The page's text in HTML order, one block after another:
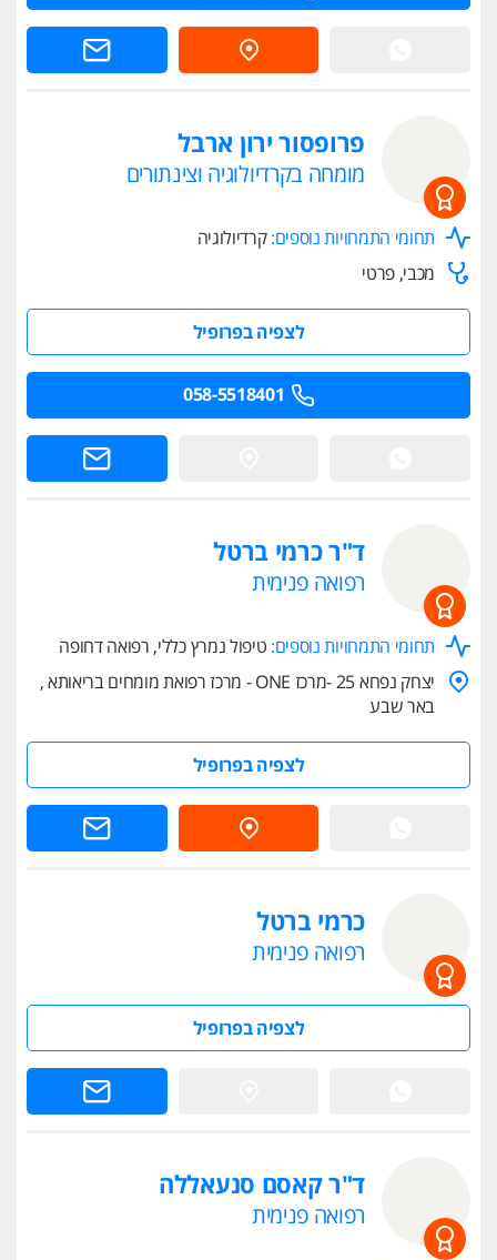
פרופסור ירון ארבל
מומחה בקרדיולוגיה וצינתורים
תחומי התמחויות נוספים: קרדיולוגיה
מכבי, פרטי
לצפיה בפרופיל
058-5518401
ד"ר כרמי ברטל
רפואה פנימית
תחומי התמחויות נוספים: טיפול נמרץ כללי, רפואה דחופה
יצחק נפחא 25 -מרכז ONE - מרכז רפואת מומחים בריאותא ,
באר שבע
לצפיה בפרופיל
כרמי ברטל
רפואה פנימית
לצפיה בפרופיל
ד"ר קאסם סנעאללה
רפואה פנימית